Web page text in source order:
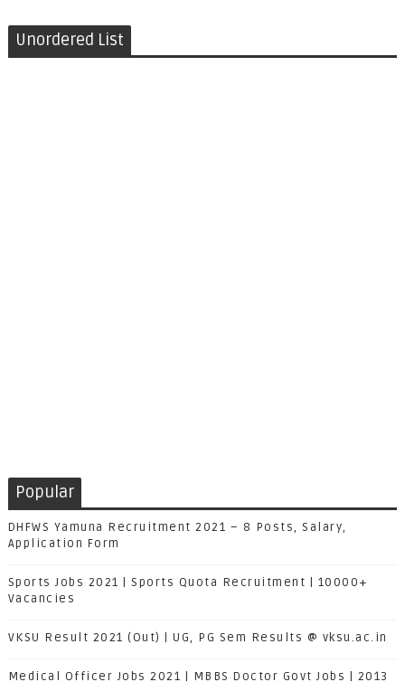
Unordered List
Popular
DHFWS Yamuna Recruitment 2021 – 8 Posts, Salary,
Application Form
Sports Jobs 2021 | Sports Quota Recruitment | 10000+
Vacancies
VKSU Result 2021 (Out) | UG, PG Sem Results @ vksu.ac.in
Medical Officer Jobs 2021 | MBBS Doctor Govt Jobs | 2013